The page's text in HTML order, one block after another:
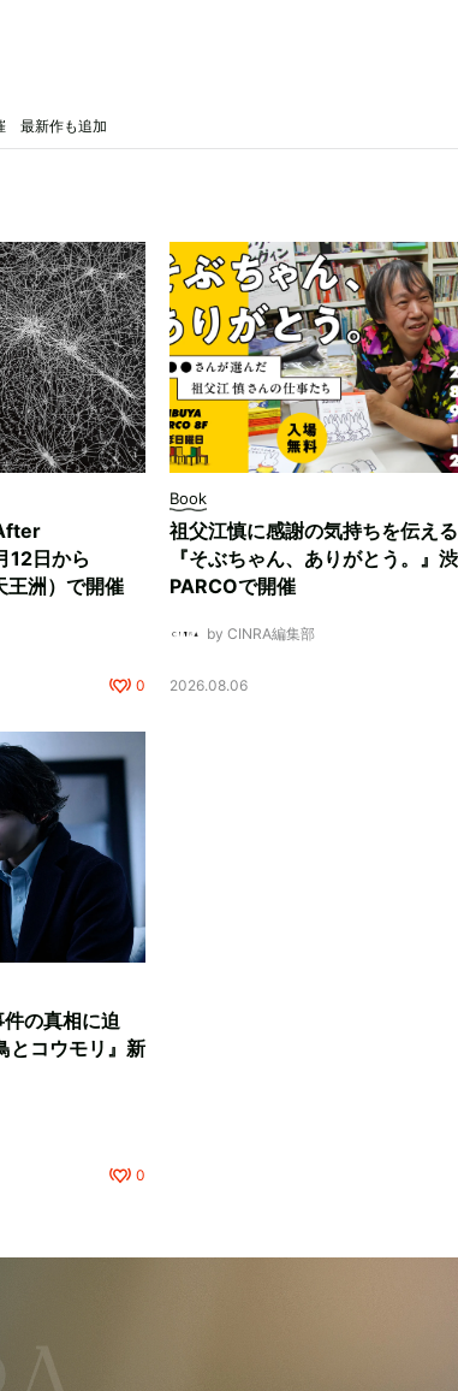
最新作も追加
日から
王洲）で開催
0
Book
祖父江慎に感謝の気持ちを伝え
『そぶちゃん、ありがとう。』
PARCOで開催
by CINRA編集部
2026.08.06
の真相に迫
とコウモリ』新
0